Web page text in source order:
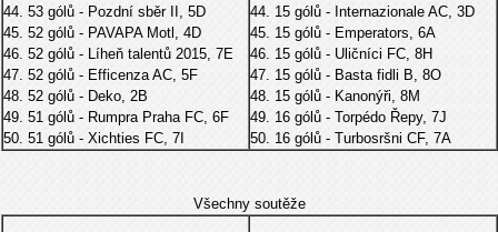
44. 53 gólů - Pozdní sběr II, 5D
45. 52 gólů - PAVAPA Motl, 4D
46. 52 gólů - Líheň talentů 2015, 7E
47. 52 gólů - Efficenza AC, 5F
48. 52 gólů - Deko, 2B
49. 51 gólů - Rumpra Praha FC, 6F
50. 51 gólů - Xichties FC, 7I
44. 15 gólů - Internazionale AC, 3D
45. 15 gólů - Emperators, 6A
46. 15 gólů - Uličníci FC, 8H
47. 15 gólů - Basta fidli B, 8O
48. 15 gólů - Kanonýři, 8M
49. 16 gólů - Torpédo Řepy, 7J
50. 16 gólů - Turbosršni CF, 7A
Všechny soutěže